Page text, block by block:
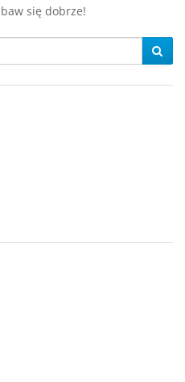
się dobrze!